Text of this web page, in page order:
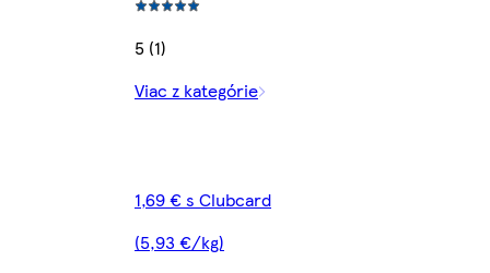
5 (1)
Viac z kategórie
1,69 € s Clubcard
(5,93 €/kg)